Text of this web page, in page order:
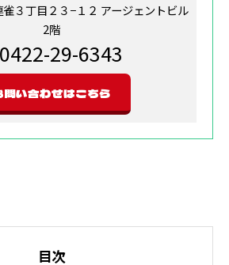
３丁目２３−１２ アージェントビル
2階
0422-29-6343
問い合わせはこちら
目次